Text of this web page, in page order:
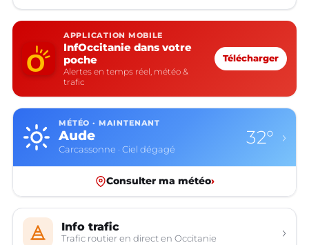
APPLICATION MOBILE
InfOccitanie dans votre
poche
Alertes en temps réel, météo &
trafic
Télécharger
MÉTÉO · MAINTENANT
Aude
Carcassonne · Ciel dégagé
32° ›
Consulter ma météo›
Info trafic
Trafic routier en direct en Occitanie ›